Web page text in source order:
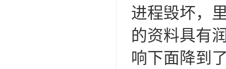
进程毁坏，
的资料具有
响下面降到